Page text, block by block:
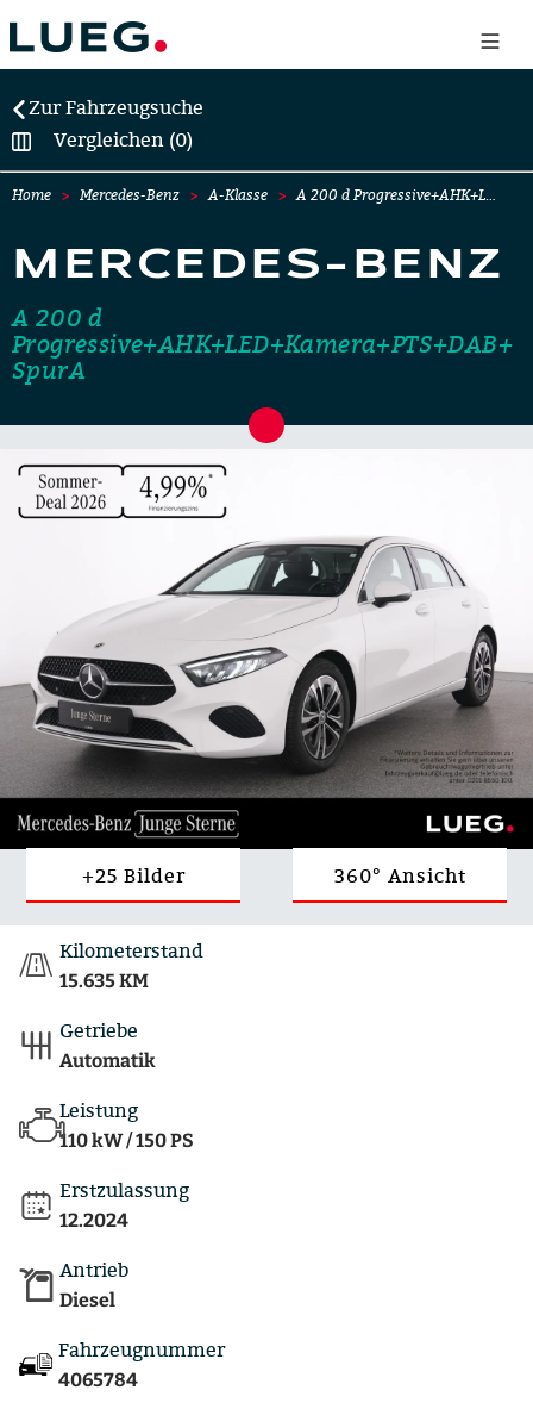
Zur Fahrzeugsuche
Vergleichen (0)
Home Mercedes-Benz A-Klasse A 200 d Progressive+AHK+L…
MERCEDES-BENZ
A 200 d
Progressive+AHK+LED+Kamera+PTS+DAB+
SpurA
+25 Bilder 360° Ansicht
Kilometerstand
15.635 KM
Getriebe
Automatik
Leistung
110 kW / 150 PS
Erstzulassung
12.2024
Antrieb
Diesel
Fahrzeugnummer
4065784